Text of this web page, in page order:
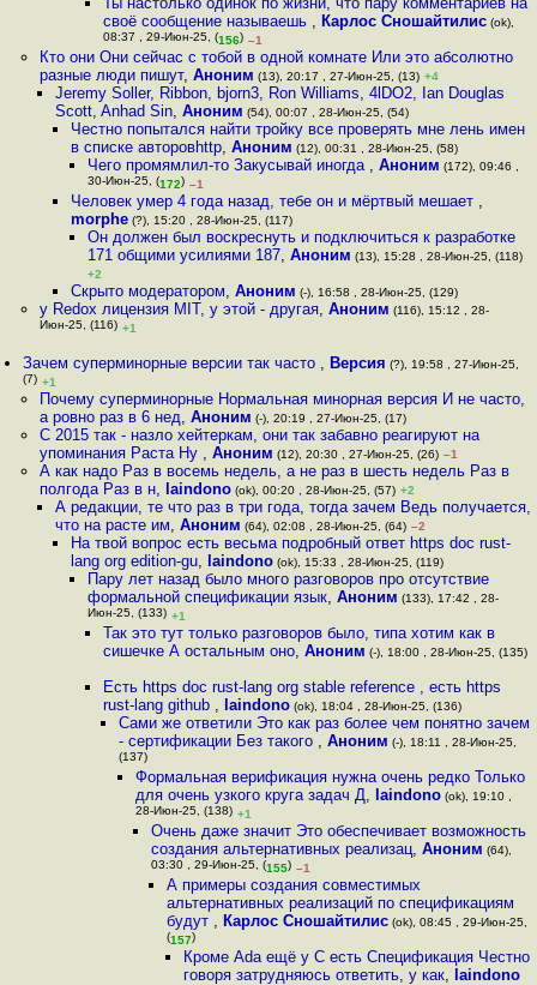
своё сообщение называешь , Карлос Сношайтилис(ok),
08:37 , 29-Июн-25, (156) –1
Кто они Они сейчас с тобой в одной комнате Или это абсолютно
разные люди пишут, Аноним (13), 20:17 , 27-Июн-25, (13) +4
Jeremy Soller, Ribbon, bjorn3, Ron Williams, 4lDO2, Ian Douglas
Scott, Anhad Sin, Аноним (54), 00:07 , 28-Июн-25, (54)
Честно попытался найти тройку все проверять мне лень имен
в списке авторовhttp,Аноним (12), 00:31 , 28-Июн-25, (58)
Чего промямлил-то Закусывай иногда , Аноним (172), 09:46 ,
30-Июн-25, (172) –1
Человек умер 4 года назад, тебе он и мёртвый мешает ,
morphe (?), 15:20 , 28-Июн-25, (117)
Он должен был воскреснуть и подключиться к разработке
171 общими усилиями 187, Аноним (13), 15:28 , 28-Июн-25, (118)
+2
Скрыто модератором,Аноним (-), 16:58 , 28-Июн-25, (129)
у Redox лицензия MIT, у этой - другая, Аноним (116), 15:12 , 28-
Июн-25, (116) +1
Зачем суперминорные версии так часто , Версия (?), 19:58 , 27-Июн-25,
(7) +1
Почему суперминорные Нормальная минорная версия И не часто,
а ровно раз в 6 нед, Аноним (-), 20:19 , 27-Июн-25, (17)
С 2015 так - назло хейтеркам, они так забавно реагируют на
упоминания Раста Ну , Аноним (12), 20:30 , 27-Июн-25, (26) –1
А как надо Раз в восемь недель, а не раз в шесть недель Раз в
полгода Раз в н, laindono(ok), 00:20 , 28-Июн-25, (57) +2
А редакции, те что раз в три года, тогда зачем Ведь получается,
что на расте им, Аноним (64), 02:08 , 28-Июн-25, (64) –2
На твой вопрос есть весьма подробный ответ https doc rust-
lang org edition-gu, laindono (ok), 15:33 , 28-Июн-25, (119)
Пару лет назад было много разговоров про отсутствие
формальной спецификации язык, Аноним (133), 17:42 , 28-
Июн-25, (133) +1
Так это тут только разговоров было, типа хотим как в
сишечке А остальным оно, Аноним (-), 18:00 , 28-Июн-25, (135)
Есть https doc rust-lang org stable reference , есть https
rust-lang github , laindono(ok), 18:04 , 28-Июн-25, (136)
Сами же ответили Это как раз более чем понятно зачем
- сертификации Без такого ,Аноним (-), 18:11 , 28-Июн-25,
(137)
Формальная верификация нужна очень редко Только
для очень узкого круга задач Д, laindono(ok), 19:10 ,
28-Июн-25, (138) +1
Очень даже значит Это обеспечивает возможность
создания альтернативных реализац, Аноним (64),
03:30 , 29-Июн-25, (155) –1
А примеры создания совместимых
альтернативных реализаций по спецификациям
будут , Карлос Сношайтилис (ok), 08:45 , 29-Июн-25,
(157)
Кроме Ada ещё у C есть Спецификация Честно
говоря затрудняюсь ответить, у как, laindono